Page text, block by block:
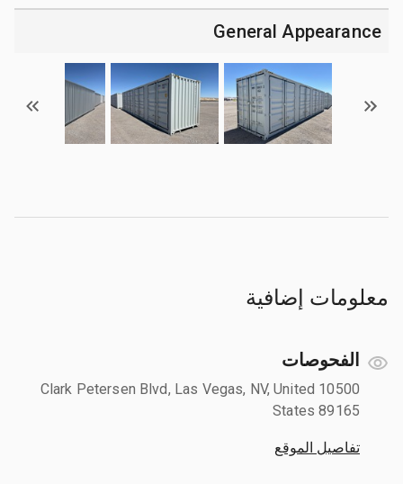
General Appearance
معلومات إضافية
الفحوصات
10500 Clark Petersen Blvd, Las Vegas, NV, United
States 89165
تفاصيل الموقع